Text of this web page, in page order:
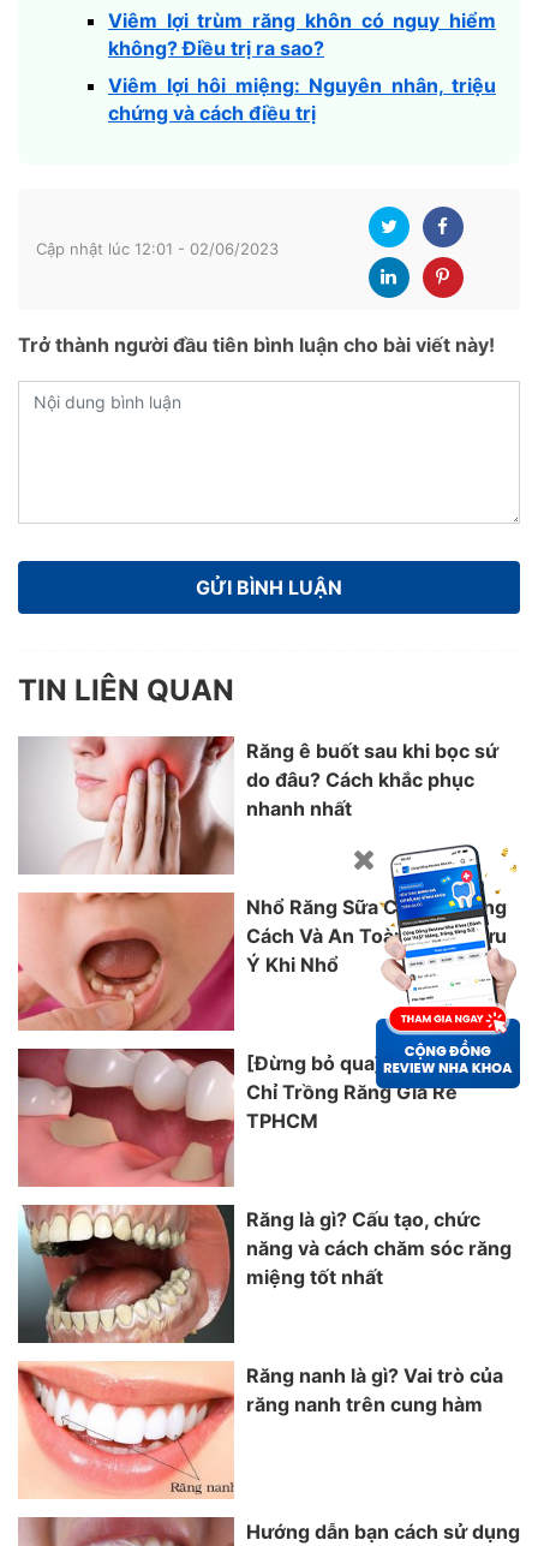
Viêm lợi trùm răng khôn có nguy hiểm
không? Điều trị ra sao?
Viêm lợi hôi miệng: Nguyên nhân, triệu
chứng và cách điều trị
Cập nhật lúc 12:01 - 02/06/2023
Trở thành người đầu tiên bình luận cho bài viết này!
TIN LIÊN QUAN
Răng ê buốt sau khi bọc sứ
do đâu? Cách khắc phục
nhanh nhất
Nhổ Răng Sữa Cho Bé Đúng
Cách Và An Toàn Nhất? Lưu
Ý Khi Nhổ
[Đừng bỏ qua] Top 12 Địa
Chỉ Trồng Răng Giá Rẻ
TPHCM
Răng là gì? Cấu tạo, chức
năng và cách chăm sóc răng
miệng tốt nhất
Răng nanh là gì? Vai trò của
răng nanh trên cung hàm
Hướng dẫn bạn cách sử dụng